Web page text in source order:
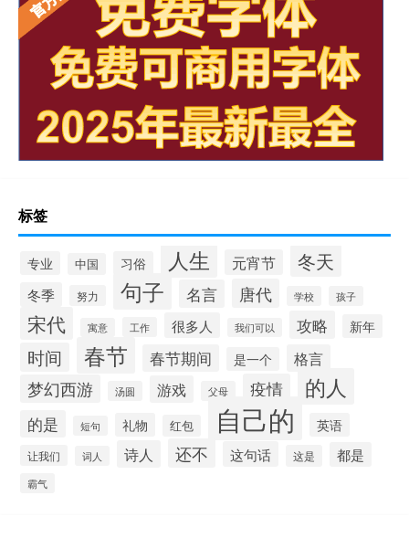
标签
专业 中国 习俗 人生 元宵节 冬天
冬季 努力 句子 名言 唐代 学校 孩子
宋代 寓意 工作 很多人 我们可以 攻略 新年
时间 春节 春节期间 是一个 格言
梦幻西游 汤圆 游戏 父母 疫情 的人
的是 短句 礼物 红包 自己的 英语
让我们 词人 诗人 还不 这句话 这是 都是
霸气